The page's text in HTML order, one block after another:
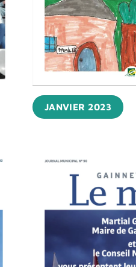
JANVIER 2023